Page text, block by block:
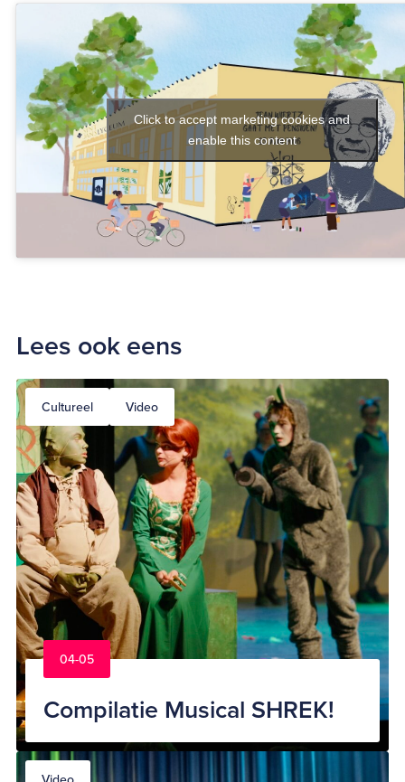
Click to accept marketing cookies and
enable this content
Lees ook eens
Cultureel Video
04-05
Compilatie Musical SHREK!